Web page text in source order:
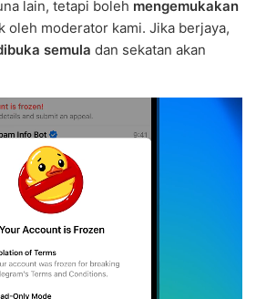
lain, tetapi boleh mengemukakan
oleh moderator kami. Jika berjaya,
semula dan sekatan akan